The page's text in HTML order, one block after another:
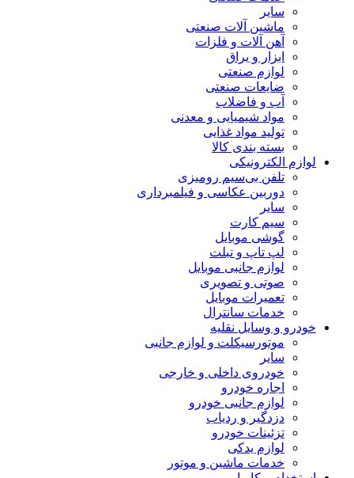
سایر
ماشین آلات صنعتی
آهن آلات و فلزات
ابزار و یراق
لوازم صنعتی
ضایعات صنعتی
آب و فاضلاب
مواد شیمیایی و معدنی
تولید مواد غذایی
بسته بندی کالا
لوازم الکترونیکی
تلفن بی‌سیم رومیزی
دوربین عکاسی و فیلمبرداری
سایر
سیم کارت
گوشی موبایل
لپ تاپ و تبلت
لوازم جانبی موبایل
صوتی و تصویری
تعمیرات موبایل
خدمات سانترال
خودرو و وسایل نقلیه
موتورسیکلت و لوازم جانبی
سایر
خودروی داخلی و خارجی
اجاره خودرو
لوازم جانبی خودرو
دزدگیر و ردیاب
تزئینات خودرو
لوازم یدکی
خدمات ماشین و موتور